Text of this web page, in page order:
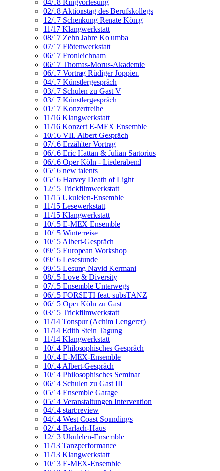
04/18 Ringvorlesung
02/18 Aktionstag des Berufskollegs
12/17 Schenkung Renate König
11/17 Klangwerkstatt
08/17 Zehn Jahre Kolumba
07/17 Flötenwerkstatt
06/17 Fronleichnam
06/17 Thomas-Morus-Akademie
06/17 Vortrag Rüdiger Joppien
04/17 Künstlergespräch
03/17 Schulen zu Gast V
03/17 Künstlergespräch
01/17 Konzertreihe
11/16 Klangwerkstatt
11/16 Konzert E-MEX Ensemble
10/16 VII. Albert Gespräch
07/16 Erzählter Vortrag
06/16 Eric Hattan & Julian Sartorius
06/16 Oper Köln - Liederabend
05/16 new talents
05/16 Harvey Death of Light
12/15 Trickfilmwerkstatt
11/15 Ukulelen-Ensemble
11/15 Lesewerkstatt
11/15 Klangwerkstatt
10/15 E-MEX Ensemble
10/15 Winterreise
10/15 Albert-Gespräch
09/15 European Workshop
09/16 Lesestunde
09/15 Lesung Navid Kermani
08/15 Love & Diversity
07/15 Ensemble Unterwegs
06/15 FORSETI feat. subsTANZ
06/15 Oper Köln zu Gast
03/15 Trickfilmwerkstatt
11/14 Tonspur (Achim Lengerer)
11/14 Edith Stein Tagung
11/14 Klangwerkstatt
10/14 Philosophisches Gespräch
10/14 E-MEX-Ensemble
10/14 Albert-Gespräch
10/14 Philosophisches Seminar
06/14 Schulen zu Gast III
05/14 Ensemble Garage
05/14 Veranstaltungen Intervention
04/14 start:review
04/14 West Coast Soundings
02/14 Barlach-Haus
12/13 Ukulelen-Ensemble
11/13 Tanzperformance
11/13 Klangwerkstatt
10/13 E-MEX-Ensemble